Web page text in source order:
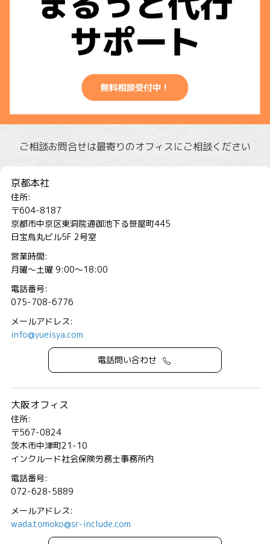
ご相談お問合せは最寄りのオフィスにご相談ください
京都本社
住所:
〒604-8187
京都市中京区東洞院通御池下る笹屋町445
日宝烏丸ビル5F 2号室
営業時間:
月曜～土曜 9:00～18:00
電話番号:
075-708-6776
メールアドレス:
info@yueisya.com
電話問い合わせ
大阪オフィス
住所:
〒567-0824
茨木市中津町21-10
インクルード社会保険労務士事務所内
電話番号:
072-628-5889
メールアドレス:
wada.tomoko@sr-include.com